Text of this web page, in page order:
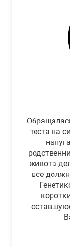
теста на
живота
все